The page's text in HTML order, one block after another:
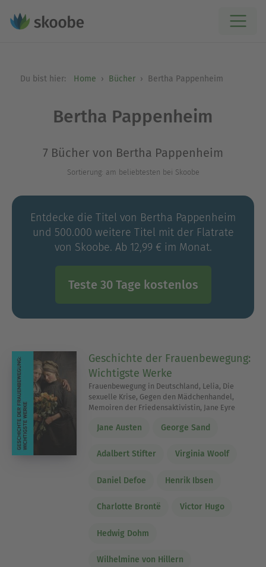
Du bist hier: Home Bücher Bertha Pappenheim
Bertha Pappenheim
7 Bücher von Bertha Pappenheim
Sortierung: am beliebtesten bei Skoobe
Entdecke die Titel von Bertha Pappenheim
und 500.000 weitere Titel mit der Flatrate
von Skoobe. Ab 12,99 € im Monat.
Teste 30 Tage kostenlos
Geschichte der Frauenbewegung:
Wichtigste Werke
Frauenbewegung in Deutschland, Lelia, Die
sexuelle Krise, Gegen den Mädchenhandel,
Memoiren der Friedensaktivistin, Jane Eyre
Jane Austen George Sand
Adalbert Stifter Virginia Woolf
Daniel Defoe Henrik Ibsen
Charlotte Brontë Victor Hugo
Hedwig Dohm
Wilhelmine von Hillern